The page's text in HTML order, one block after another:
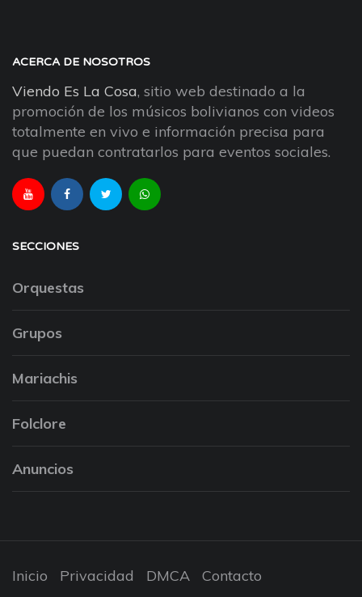
ACERCA DE NOSOTROS
Viendo Es La Cosa, sitio web destinado a la
promoción de los músicos bolivianos con videos
totalmente en vivo e información precisa para
que puedan contratarlos para eventos sociales.
SECCIONES
Orquestas
Grupos
Mariachis
Folclore
Anuncios
Inicio Privacidad DMCA Contacto